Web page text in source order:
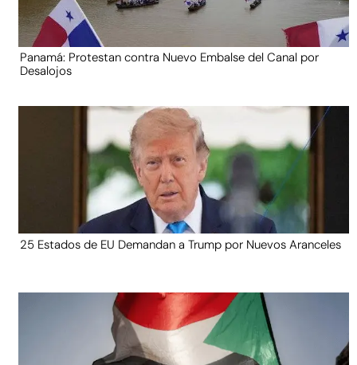
Panamá: Protestan contra Nuevo Embalse del Canal por
Desalojos
25 Estados de EU Demandan a Trump por Nuevos Aranceles